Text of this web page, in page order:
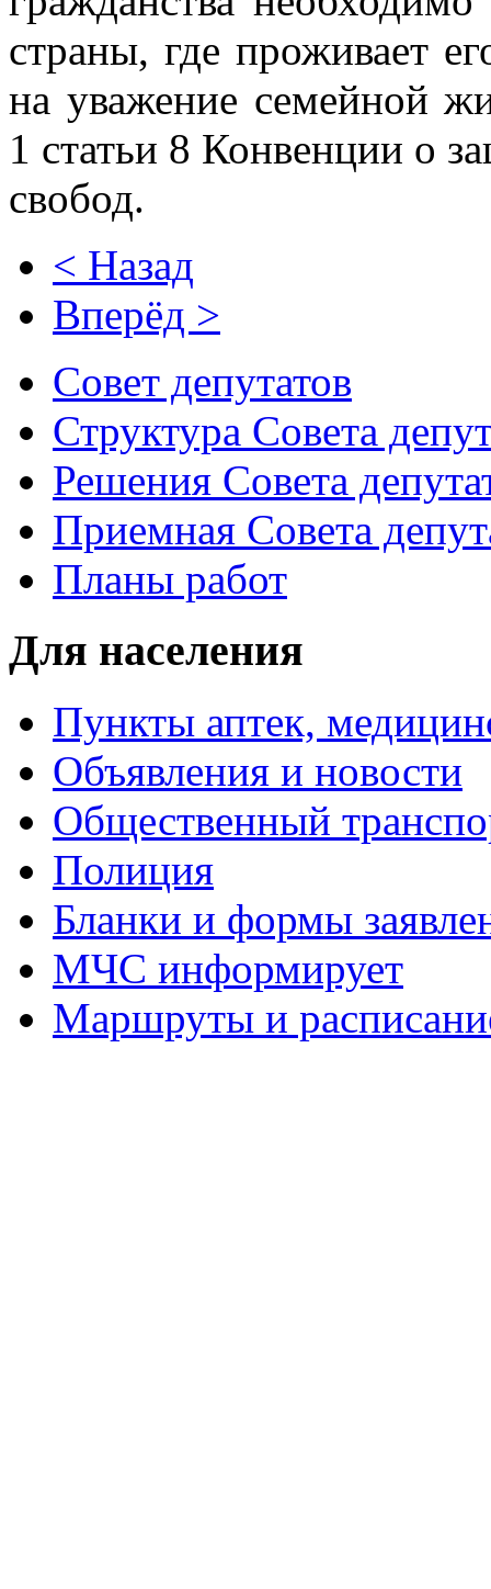
страны, где проживает
на уважение семейной
1 статьи 8 Конвенции о
свобод.
< Назад
Вперёд >
Совет депутатов
Структура Совета
Решения Совета
Приемная Совета
Планы работ
Для населения
Пункты аптек,
Объявления и новости
Общественный
Полиция
Бланки и формы
МЧС информирует
Маршруты и